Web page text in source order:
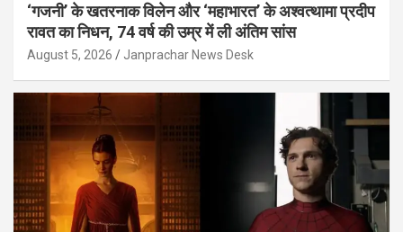
‘गजनी’ के खतरनाक विलेन और ‘महाभारत’ के अश्वत्थामा प्रदीप
रावत का निधन, 74 वर्ष की उम्र में ली अंतिम सांस
August 5, 2026 Janprachar News Desk